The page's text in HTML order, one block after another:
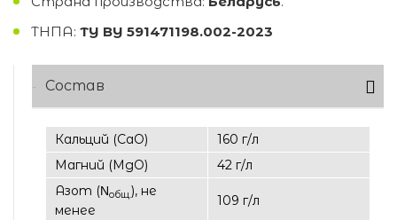
ТНПА: ТУ BY 591471198.002-2023
Состав
Кальций (CaO)
160 г/л
Магний (МgO)
42 г/л
Азот (Νобщ.), не
менее
109 г/л